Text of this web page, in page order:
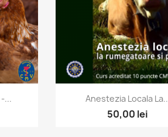
... Vizualizare
Anestezia Locala
50,00 lei